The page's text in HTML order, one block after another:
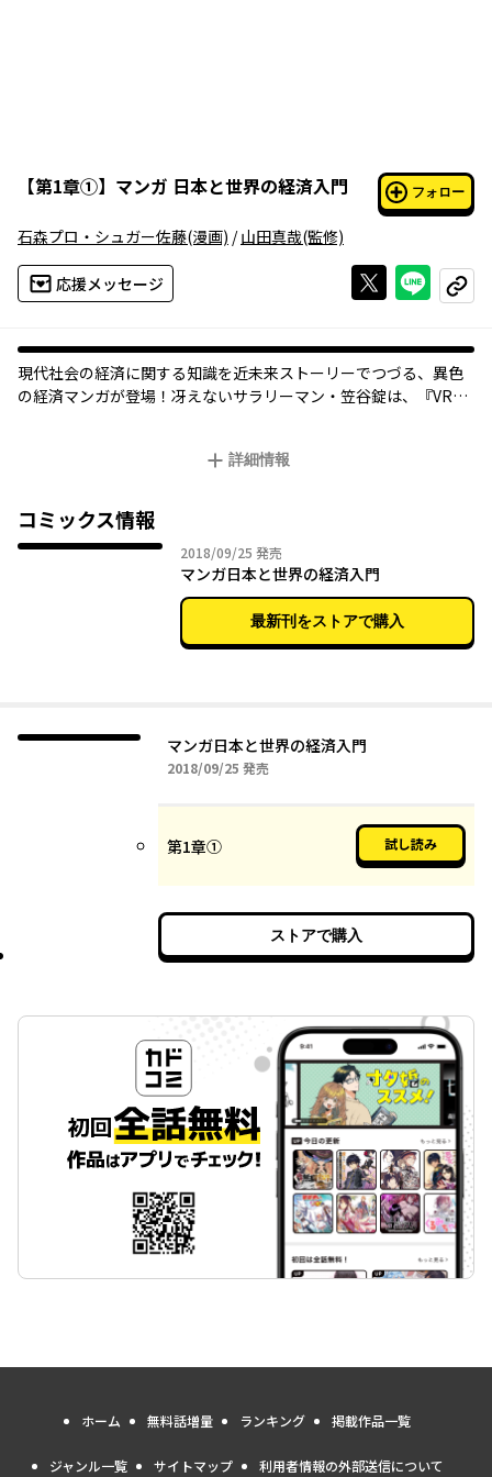
【第1章①】 マンガ 日本と世界の経済入門 フォロー
石森プロ・シュガー佐藤(漫画) /山田真哉(監修)
応援メッセージ Xで投稿する
ライン
コピー
現代社会の経済に関する知識を近未来ストーリーでつづる、異色
の経済マンガが登場！冴えないサラリーマン・笠谷錠は、『VR学
詳細情報
コミックス情報
2018/09/25 2018年09月25日
発売
マンガ日本と世界の経済入門
最新刊をストアで購入
マンガ日本と世界の経済入門
2018/09/25 2018年09月25日
発売
第1章① 試し読み
ストアで購入
ホーム 無料話増量 ランキング 掲載作品一覧
ジャンル一覧 サイトマップ 利用者情報の外部送信について